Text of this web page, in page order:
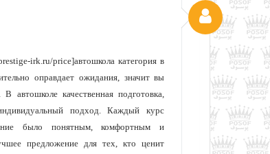
irk.ru/price]автошкола категория в
оправдает ожидания, значит вы
автошколе качественная подготовка,
подход. Каждый курс
было понятным, комфортным и
предложение для тех, кто ценит